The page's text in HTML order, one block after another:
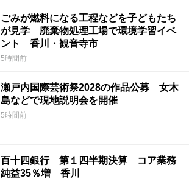
ごみが燃料になる工程などを子どもたち
が見学 廃棄物処理工場で環境学習イベ
ント 香川・観音寺市
5時間前
瀬戸内国際芸術祭2028の作品公募 女木
島などで現地説明会を開催
5時間前
百十四銀行 第１四半期決算 コア業務
純益35％増 香川